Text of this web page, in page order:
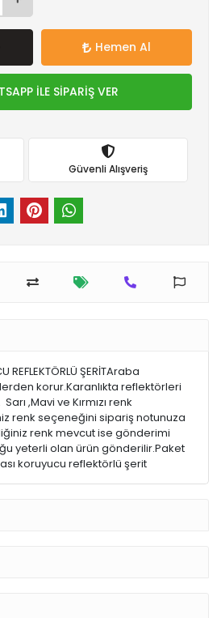
Hemen Al
İLE SİPARİŞ VER
Güvenli Alışveriş
REFLEKTÖRLÜ ŞERİTAraba
korur.Karanlıkta reflektörleri
,Mavi ve Kırmızı renk
renk seçeneğini sipariş notunuza
renk mevcut ise gönderimi
yeterli olan ürün gönderilir.Paket
koruyucu reflektörlü şerit